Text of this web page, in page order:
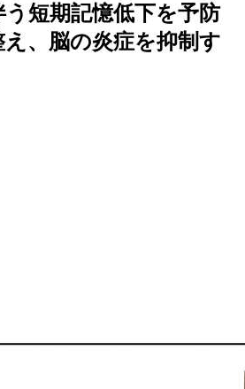
短期記憶低下を予防
え、脳の炎症を抑制す